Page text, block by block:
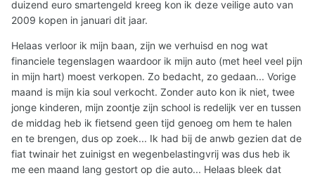
duizend euro smartengeld kreeg kon ik deze veilige auto van
2009 kopen in januari dit jaar.
Helaas verloor ik mijn baan, zijn we verhuisd en nog wat
financiele tegenslagen waardoor ik mijn auto (met heel veel pijn
in mijn hart) moest verkopen. Zo bedacht, zo gedaan... Vorige
maand is mijn kia soul verkocht. Zonder auto kon ik niet, twee
jonge kinderen, mijn zoontje zijn school is redelijk ver en tussen
de middag heb ik fietsend geen tijd genoeg om hem te halen
en te brengen, dus op zoek... Ik had bij de anwb gezien dat de
fiat twinair het zuinigst en wegenbelastingvrij was dus heb ik
me een maand lang gestort op die auto... Helaas bleek dat